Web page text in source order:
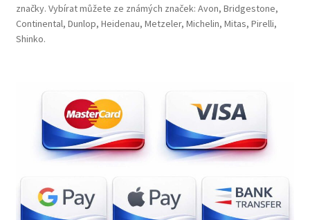
značky. Vybírat můžete ze známých značek: Avon, Bridgestone,
Continental, Dunlop, Heidenau, Metzeler, Michelin, Mitas, Pirelli,
Shinko.